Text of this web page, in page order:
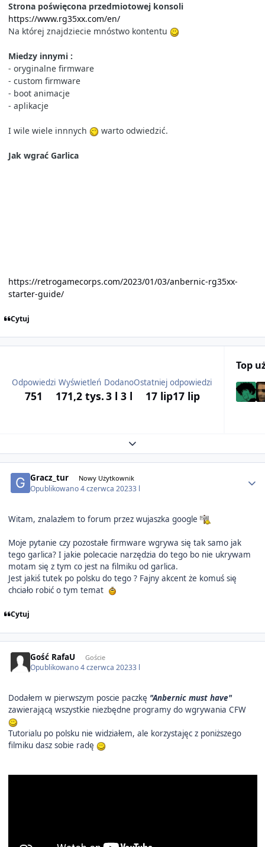
Strona poświęcona przedmiotowej konsoli
https://www.rg35xx.com/en/
Na której znajdziecie mnóstwo kontentu
Miedzy innymi :
- oryginalne firmware
- custom firmware
- boot animacje
- aplikacje
I wile wiele innnych warto odwiedzić.
Jak wgrać Garlica
https://retrogamecorps.com/2023/01/03/anbernic-rg35xx-
starter-guide/
Cytuj
Odpowiedzi
751
Wyświetleń
171,2 tys.
Dodano
3 l 3 l
Ostatniej odpowiedzi
17 lip17 lip
Top
Expand topic overview
Gracz_tur Nowy Użytkownik
Opublikowano4 czerwca 20233 l
Witam, znalazłem to forum przez wujaszka google
Moje pytanie czy pozostałe firmware wgrywa się tak samo jak
tego garlica? I jakie polecacie narzędzia do tego bo nie ukrywam
motam się z tym co jest na filmiku od garlica.
Jest jakiś tutek po polsku do tego ? Fajny akcent że komuś się
chciało robić o tym temat
Cytuj
Gość RafaU Goście
Opublikowano4 czerwca 20233 l
Dodałem w pierwszym poscie paczkę "Anbernic must have"
zawierającą wszystkie niezbędne programy do wgrywania CFW
Tutorialu po polsku nie widziałem, ale korzystajęc z poniższego
filmiku dasz sobie radę